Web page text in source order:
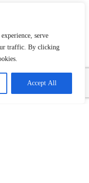
serve
traffic. By clicking
Accept All